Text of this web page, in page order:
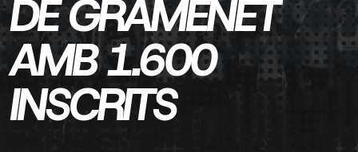
DE GRAMENET
AMB 1.600
INSCRITS